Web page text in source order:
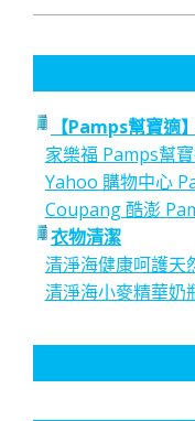
【Pamps幫寶適
家樂福 Pamps幫
Yahoo 購物中心
Coupang 酷澎
衣物清潔
清淨海健康呵護天
清淨海小麥精華奶